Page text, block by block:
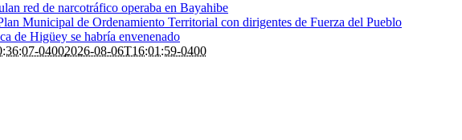
red de narcotráfico operaba en Bayahibe
Municipal de Ordenamiento Territorial con dirigentes de Fuerza del Pueblo
de Higüey se habría envenenado
04002026-08-06T16:01:59-0400